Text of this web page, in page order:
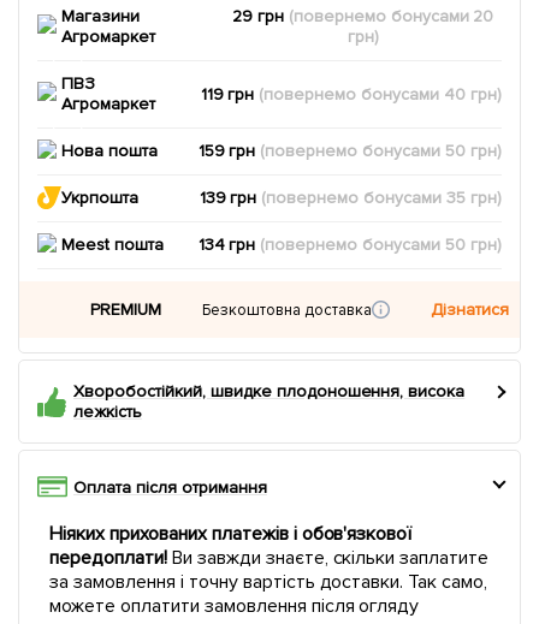
Магазини
Агромаркет
29 грн (повернемобонусами 20
грн)
ПВЗ
Агромаркет
119 грн (повернемо бонусами 40 грн)
Нова пошта 159 грн (повернемо бонусами 50 грн)
Укрпошта 139 грн (повернемо бонусами35 грн)
Meest пошта 134 грн (повернемо бонусами 50 грн)
PREMIUM Безкоштовна доставка Дізнатися
Хворобостійкий, швидке плодоношення, висока
лежкість
Оплата після отримання
Ніяких прихованих платежів і обов'язкової
передоплати!Ви завжди знаєте, скільки заплатите
за замовлення і точну вартість доставки. Так само,
можете оплатити замовлення після огляду